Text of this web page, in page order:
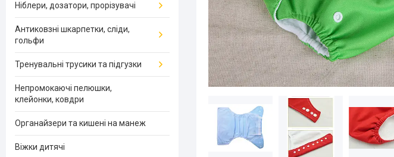
Ніблери, дозатори, прорізувачі
Антиковзні шкарпетки, сліди,
гольфи
Тренувальні трусики та підгузки
Непромокаючі пелюшки,
клейонки, ковдри
Органайзери та кишені на манеж
Віжки дитячі